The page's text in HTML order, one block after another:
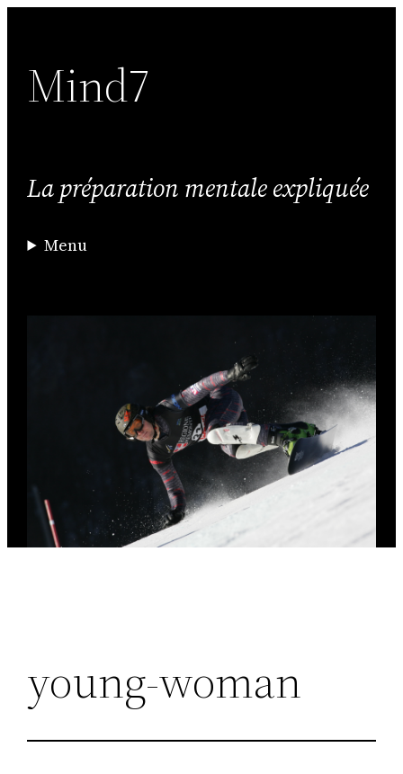
contenu
Mind7
La préparation mentale expliquée
Menu
young-woman